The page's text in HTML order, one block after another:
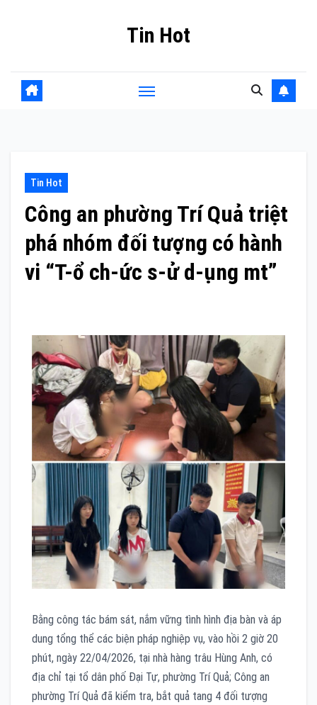
Tin Hot
Tin Hot
Công an phường Trí Quả triệt
phá nhóm đối tượng có hành
vi “T-ổ ch-ức s-ử d-ụng mt”
Bằng công tác bám sát, nắm vững tình hình địa bàn và áp
dung tổng thể các biện pháp nghiệp vụ, vào hồi 2 giờ 20
phút, ngày 22/04/2026, tại nhà hàng trâu Hùng Anh, có
địa chỉ tại tổ dân phố Đại Tự, phường Trí Quả; Công an
phường Trí Quả đã kiểm tra, bắt quả tang 4 đối tượng